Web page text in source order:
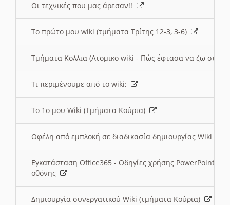
Οι τεχνικές που μας άρεσαν!!
Το πρώτο μου wiki (τμήματα Τρίτης 12-3, 3-6)
Τμήματα Κολλια (Ατομικο wiki - Πώς έφτασα να ζω στην
Τι περιμένουμε από το wiki;
Το 1ο μου Wiki (Τμήματα Κούρια)
Οφέλη από εμπλοκή σε διαδικασία δημιουργίας Wiki
Εγκατάσταση Office365 - Οδηγίες χρήσης PowerPoint
οθόνης
Δημιουργία συνεργατικού Wiki (τμήματα Κούρια)